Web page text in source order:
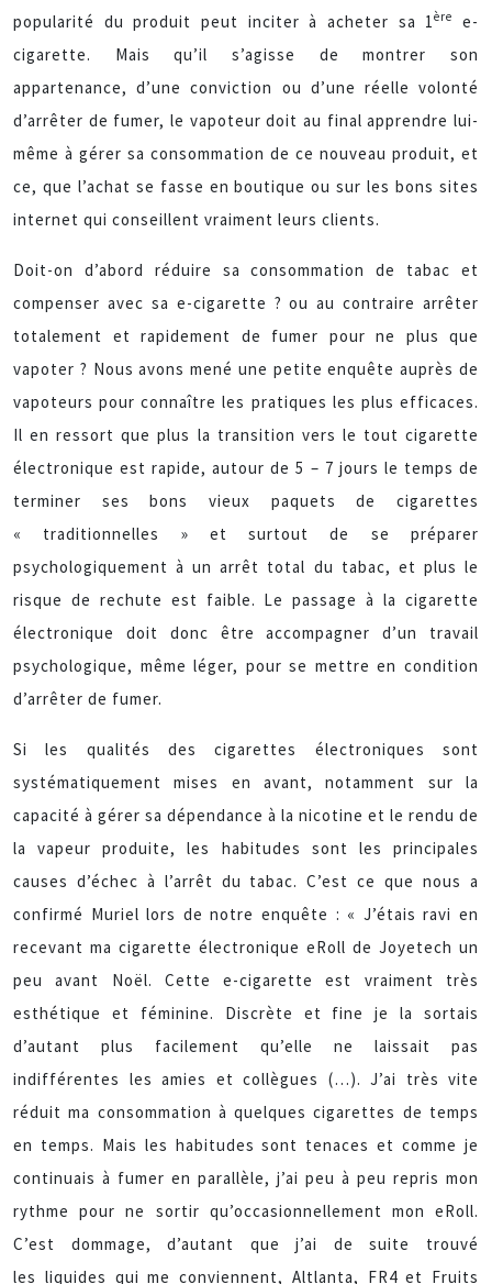
popularité du produit peut inciter à acheter sa 1ère
e-
cigarette. Mais qu’il s’agisse de montrer son
appartenance, d’une conviction ou d’une réelle volonté
d’arrêter de fumer, le vapoteur doit au final apprendre lui-
même à gérer sa consommation de ce nouveau produit, et
ce, que l’achat se fasse en boutique ou sur les bons sites
internet qui conseillent vraiment leurs clients.
Doit-on d’abord réduire sa consommation de tabac et
compenser avec sa e-cigarette ? ou au contraire arrêter
totalement et rapidement de fumer pour ne plus que
vapoter ? Nous avons mené une petite enquête auprès de
vapoteurs pour connaître les pratiques les plus efficaces.
Il en ressort que plus la transition vers le tout cigarette
électronique est rapide, autour de 5 – 7 jours le temps de
terminer ses bons vieux paquets de cigarettes
« traditionnelles » et surtout de se préparer
psychologiquement à un arrêt total du tabac, et plus le
risque de rechute est faible. Le passage à la cigarette
électronique doit donc être accompagner d’un travail
psychologique, même léger, pour se mettre en condition
d’arrêter de fumer.
Si les qualités des cigarettes électroniques sont
systématiquement mises en avant, notamment sur la
capacité à gérer sa dépendance à la nicotine et le rendu de
la vapeur produite, les habitudes sont les principales
causes d’échec à l’arrêt du tabac. C’est ce que nous a
confirmé Muriel lors de notre enquête : « J’étais ravi en
recevant ma cigarette électronique eRoll de Joyetech un
peu avant Noël. Cette e-cigarette est vraiment très
esthétique et féminine. Discrète et fine je la sortais
d’autant plus facilement qu’elle ne laissait pas
indifférentes les amies et collègues (…). J’ai très vite
réduit ma consommation à quelques cigarettes de temps
en temps. Mais les habitudes sont tenaces et comme je
continuais à fumer en parallèle, j’ai peu à peu repris mon
rythme pour ne sortir qu’occasionnellement mon eRoll.
C’est dommage, d’autant que j’ai de suite trouvé
les liquides qui me conviennent, Altlanta, FR4 et Fruits